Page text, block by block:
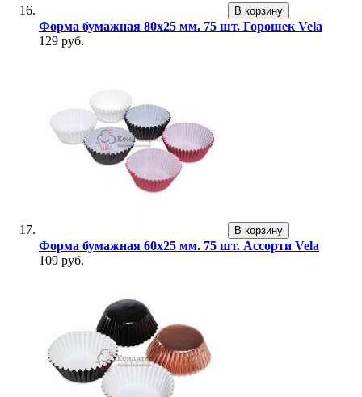
В корзину
Форма бумажная 80х25 мм. 75 шт. Горошек Vela
129 руб.
В корзину
Форма бумажная 60х25 мм. 75 шт. Ассорти Vela
109 руб.